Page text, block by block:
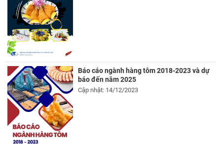
Báo cáo ngành hàng tôm 2018-2023 và dự
báo đến năm 2025
Cập nhật: 14/12/2023